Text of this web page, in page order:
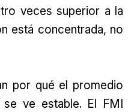
veces superior a la
está concentrada, no
por qué el promedio
se ve estable. El FMI